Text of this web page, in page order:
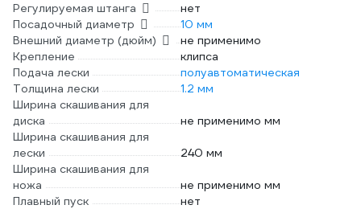
Регулируемая штанга
нет
Посадочный диаметр
10 мм
Внешний диаметр (дюйм)
не применимо
Крепление
клипса
Подача лески
полуавтоматическая
Толщина лески
1.2 мм
Ширина скашивания для
диска
не применимо мм
Ширина скашивания для
лески
240 мм
Ширина скашивания для
ножа
не применимо мм
Плавный пуск
нет